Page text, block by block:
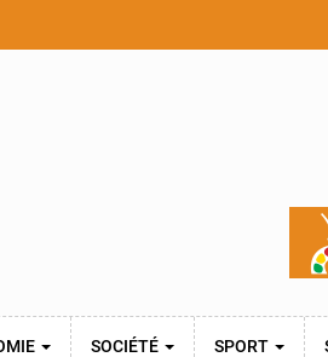
SOCIÉTÉ SPORT